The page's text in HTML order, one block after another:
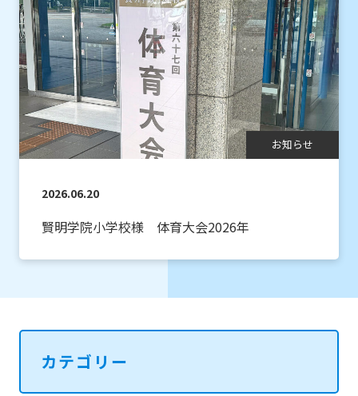
お知らせ
2026.06.20
賢明学院小学校様 体育大会2026年
カテゴリー